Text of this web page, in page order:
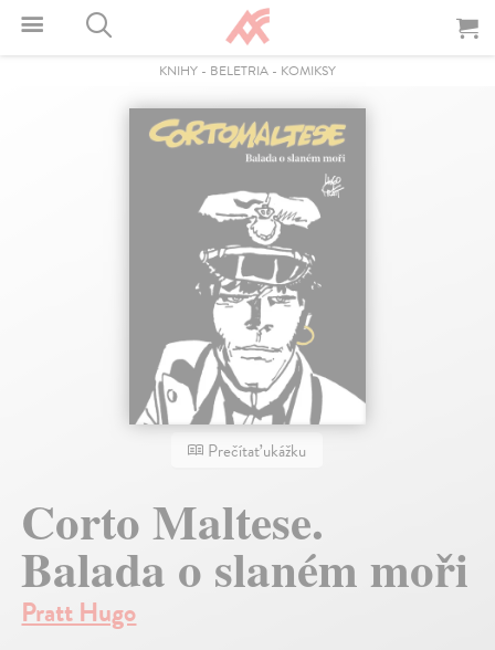
KNIHY - BELETRIA - KOMIKSY
Prečítať ukážku
Corto Maltese.
Balada o slaném moři
Pratt Hugo